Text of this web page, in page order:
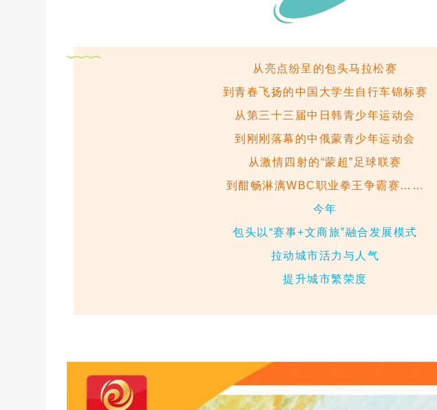
从亮点纷呈的包头马拉松赛
到青春飞扬的中国大学生自行车锦标赛
从第三十三届中日韩青少年运动会
到刚刚落幕的中俄蒙青少年运动会
从激情四射的“蒙超”足球联赛
到酣畅淋漓WBC职业拳王争霸赛……
今年
包头以“赛事+文商旅”融合发展模式
拉动城市活力与人气
提升城市繁荣度